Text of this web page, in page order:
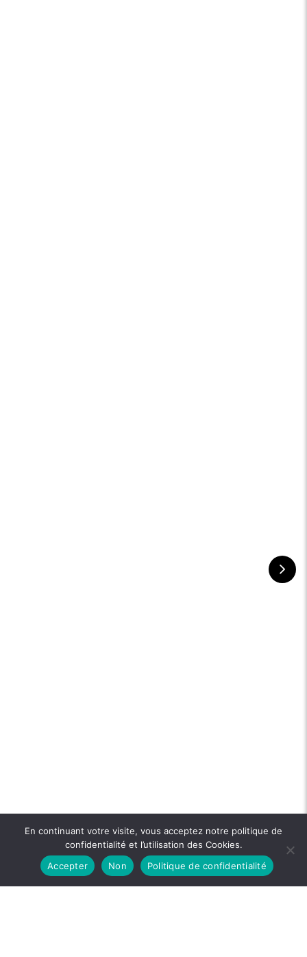
En continuant votre visite, vous acceptez notre politique de
confidentialité et l’utilisation des Cookies.
Accepter
Non Politique de confidentialité